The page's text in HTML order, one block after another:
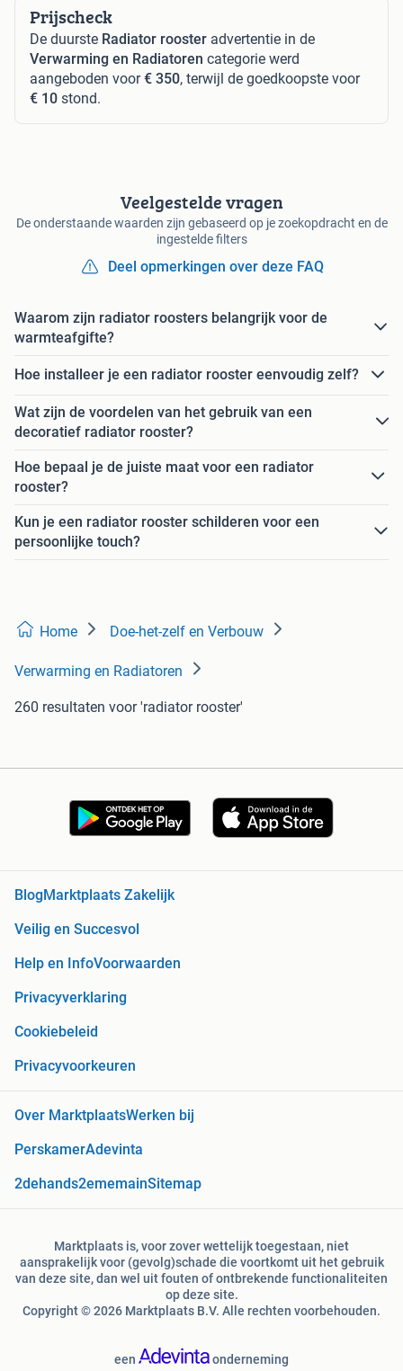
Prijscheck
De duurste Radiator rooster advertentie in de
Verwarming en Radiatoren categorie werd
aangeboden voor€ 350, terwijl de goedkoopste voor
€ 10 stond.
Veelgestelde vragen
De onderstaande waarden zijn gebaseerd op je zoekopdracht en de
ingestelde filters
Deel opmerkingen over deze FAQ
Waarom zijn radiator roosters belangrijk voor de
warmteafgifte?
Hoe installeer je een radiator rooster eenvoudig zelf?
Wat zijn de voordelen van het gebruik van een
decoratief radiator rooster?
Hoe bepaal je de juiste maat voor een radiator
rooster?
Kun je een radiator rooster schilderen voor een
persoonlijke touch?
Home Doe-het-zelf en Verbouw
Verwarming en Radiatoren
260 resultaten voor 'radiator rooster'
BlogMarktplaats Zakelijk
Veilig en Succesvol
Help en InfoVoorwaarden
Privacyverklaring
Cookiebeleid
Privacyvoorkeuren
Over MarktplaatsWerken bij
PerskamerAdevinta
2dehands2ememainSitemap
Marktplaats is, voor zover wettelijk toegestaan, niet
aansprakelijk voor (gevolg)schade die voortkomt uit het gebruik
van deze site, dan wel uit fouten of ontbrekende functionaliteiten
op deze site.
Copyright © 2026 Marktplaats B.V. Alle rechten voorbehouden.
een onderneming